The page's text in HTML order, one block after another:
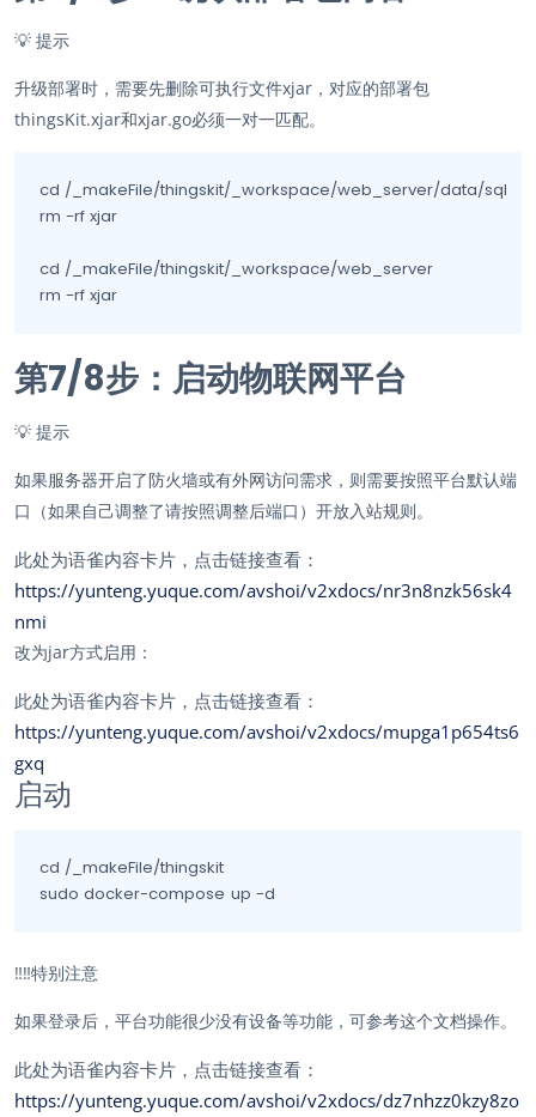
💡 提示
升级部署时，需要先删除可执行文件xjar，对应的部署包
thingsKit.xjar和xjar.go必须一对一匹配。
cd /_makeFile/thingskit/_workspace/web_server/data/sql
rm -rf xjar
cd /_makeFile/thingskit/_workspace/web_server
rm -rf xjar
第7/8步：启动物联网平台
💡 提示
如果服务器开启了防火墙或有外网访问需求，则需要按照平台默认端
口（如果自己调整了请按照调整后端口）开放入站规则。
此处为语雀内容卡片，点击链接查看：
https://yunteng.yuque.com/avshoi/v2xdocs/nr3n8nzk56sk4
nmi
改为jar方式启用：
此处为语雀内容卡片，点击链接查看：
https://yunteng.yuque.com/avshoi/v2xdocs/mupga1p654ts6
gxq
启动
cd /_makeFile/thingskit
sudo docker-compose	up -d
‼️‼️特别注意
如果登录后，平台功能很少没有设备等功能，可参考这个文档操作。
此处为语雀内容卡片，点击链接查看：
https://yunteng.yuque.com/avshoi/v2xdocs/dz7nhzz0kzy8zo